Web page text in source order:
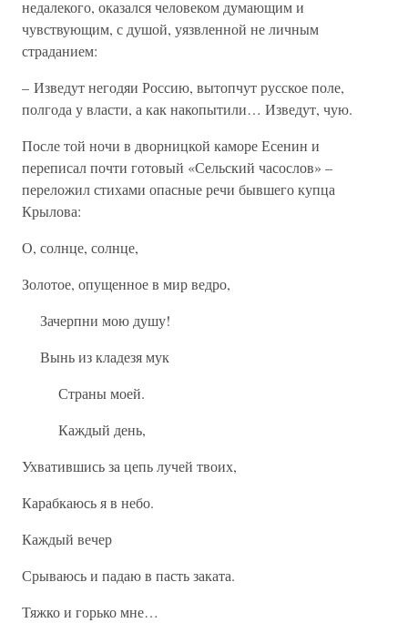
недалекого, оказался человеком думающим и
чувствующим, с душой, уязвленной не личным
страданием:
– Изведут негодяи Россию, вытопчут русское поле,
полгода у власти, а как накопытили… Изведут, чую.
После той ночи в дворницкой каморе Есенин и
переписал почти готовый «Сельский часослов» –
переложил стихами опасные речи бывшего купца
Крылова:
О, солнце, солнце,
Золотое, опущенное в мир ведро,
Зачерпни мою душу!
Вынь из кладезя мук
Страны моей.
Каждый день,
Ухватившись за цепь лучей твоих,
Карабкаюсь я в небо.
Каждый вечер
Срываюсь и падаю в пасть заката.
Тяжко и горько мне…